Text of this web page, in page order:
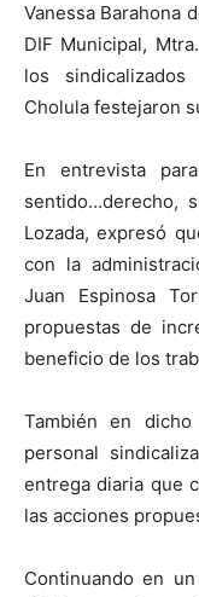
Vanessa Barahona
DIF Municipal,
los
Cholula festejaron
En entrevista
sentido…derecho,
Lozada, expresó
con la
Juan Espinosa
propuestas de
beneficio de los
También en
personal
entrega diaria que
las acciones
Continuando en